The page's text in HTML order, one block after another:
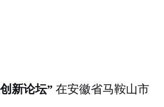
新论坛” 在安徽省马鞍山市